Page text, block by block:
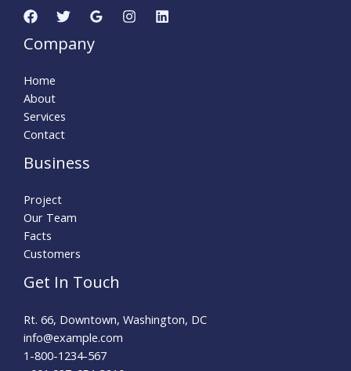
Company
Home
About
Services
Contact
Business
Project
Our Team
Facts
Customers
Get In Touch
Rt. 66, Downtown, Washington, DC
info@example.com​
1-800-1234-567